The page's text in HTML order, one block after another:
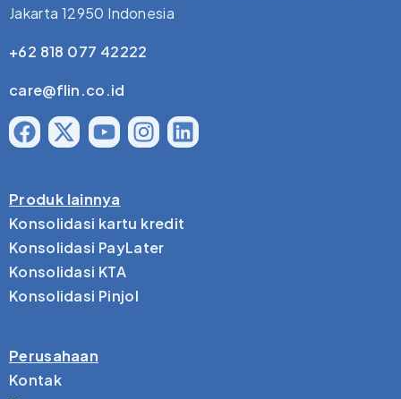
Jakarta 12950 Indonesia
+62 818 077 42222
care@flin.co.id
Produk lainnya
Konsolidasi kartu kredit
Konsolidasi PayLater
Konsolidasi KTA
Konsolidasi Pinjol
Perusahaan
Kontak